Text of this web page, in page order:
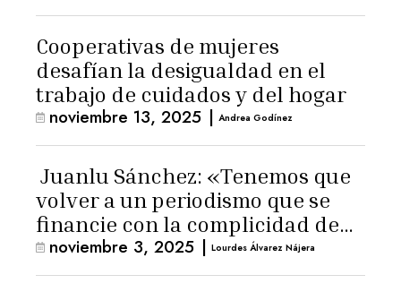
Cooperativas de mujeres
desafían la desigualdad en el
trabajo de cuidados y del hogar
noviembre 13, 2025 | Andrea Godínez
Juanlu Sánchez: «Tenemos que
volver a un periodismo que se
financie con la complicidad de
los lectores»
noviembre 3, 2025 | Lourdes Álvarez Nájera